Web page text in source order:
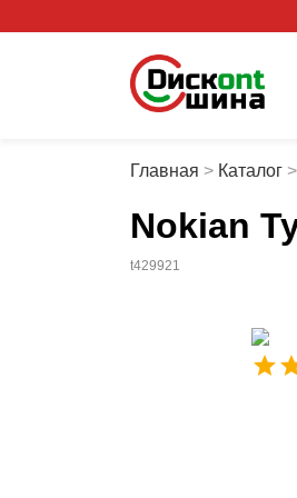
Главная > Каталог >
Nokian
t429921